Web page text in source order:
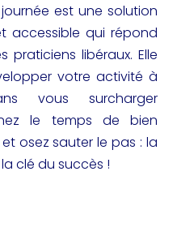
est une solution
accessible qui répond
praticiens libéraux. Elle
votre activité à
vous surcharger
le temps de bien
osez sauter le pas : la
clé du succès !